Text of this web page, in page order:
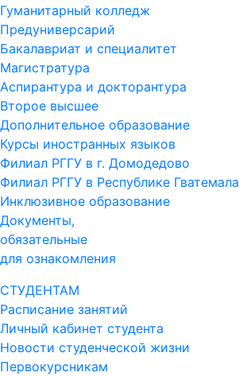
Гуманитарный колледж
Предуниверсарий
Бакалавриат и специалитет
Магистратура
Аспирантура и докторантура
Второе высшее
Дополнительное образование
Курсы иностранных языков
Филиал РГГУ в г. Домодедово
Филиал РГГУ в Республике Гватемала
Инклюзивное образование
Документы,
обязательные
для ознакомления
СТУДЕНТАМ
Расписание занятий
Личный кабинет студента
Новости студенческой жизни
Первокурсникам